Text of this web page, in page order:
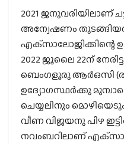
2021 ജനുവരിയിലാണ്
അന്വേഷണം
എക്‌സാലോജിക്കിന്റെ
2022 ജൂലൈ 22ന്
ബെംഗളൂരു ആര്‍ഒസി
ഉദ്യോഗസ്ഥര്‍ക്കു
ചെയ്യലിനും
വീണ വിജയനു പിഴ
നവംബറിലാണ്